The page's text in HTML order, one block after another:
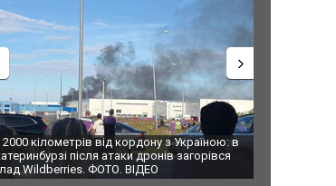
В Таїланді футболіст загинув від удару
блискавки під час матчу: ще 12 людей
постраждали. ВІДЕО